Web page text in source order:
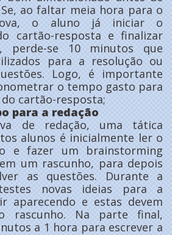
ao faltar meia hora para o
o aluno já iniciar o
cartão-resposta e finalizar
perde-se 10 minutos que
para a resolução ou
Logo, é importante
o tempo gasto para
cartão-resposta;
para a redação
de redação, uma tática
alunos é inicialmente ler o
e fazer um brainstorming
um rascunho, para depois
as questões. Durante a
novas ideias para a
aparecendo e estas devem
rascunho. Na parte final,
a 1 hora para escrever a